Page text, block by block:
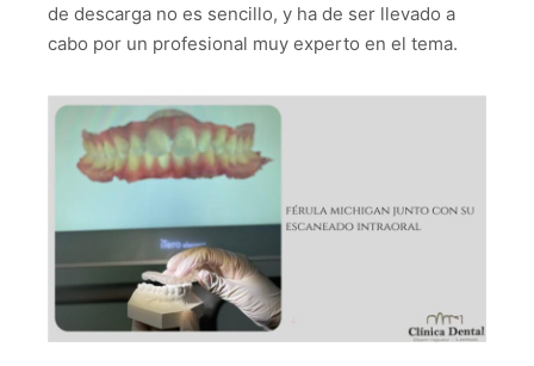
de descarga no es sencillo, y ha de ser llevado a
cabo por un profesional muy experto en el tema.